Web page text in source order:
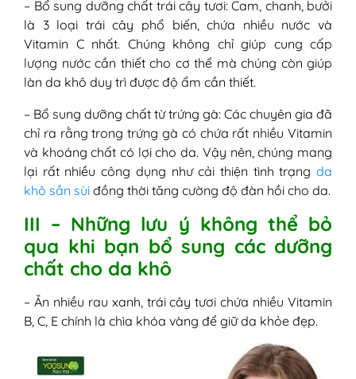
– Bổ sung dưỡng chất trái cây tươi: Cam, chanh, bưởi
là 3 loại trái cây phổ biến, chứa nhiều nước và
Vitamin C nhất. Chúng không chỉ giúp cung cấp
lượng nước cần thiết cho cơ thể mà chúng còn giúp
làn da khô duy trì được độ ẩm cần thiết.
– Bổ sung dưỡng chất từ trứng gà: Các chuyên gia đã
chỉ ra rằng trong trứng gà có chứa rất nhiều Vitamin
và khoáng chất có lợi cho da. Vậy nên, chúng mang
lại rất nhiều công dụng như cải thiện tình trạng da
khô sần sùi đồng thời tăng cường độ đàn hồi cho da.
III – Những lưu ý không thể bỏ
qua khi bạn bổ sung các dưỡng
chất cho da khô
– Ăn nhiều rau xanh, trái cây tươi chứa nhiều Vitamin
B, C, E chính là chìa khóa vàng để giữ da khỏe đẹp.